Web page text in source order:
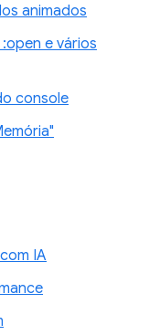
animados
e vários
console
IA